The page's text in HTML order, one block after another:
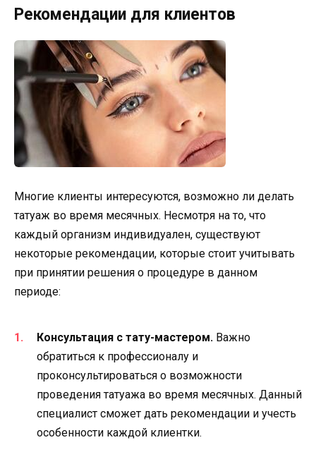
Рекомендации для клиентов
Многие клиенты интересуются, возможно ли делать
татуаж во время месячных. Несмотря на то, что
каждый организм индивидуален, существуют
некоторые рекомендации, которые стоит учитывать
при принятии решения о процедуре в данном
периоде:
Консультация с тату-мастером. Важно
обратиться к профессионалу и
проконсультироваться о возможности
проведения татуажа во время месячных. Данный
специалист сможет дать рекомендации и учесть
особенности каждой клиентки.